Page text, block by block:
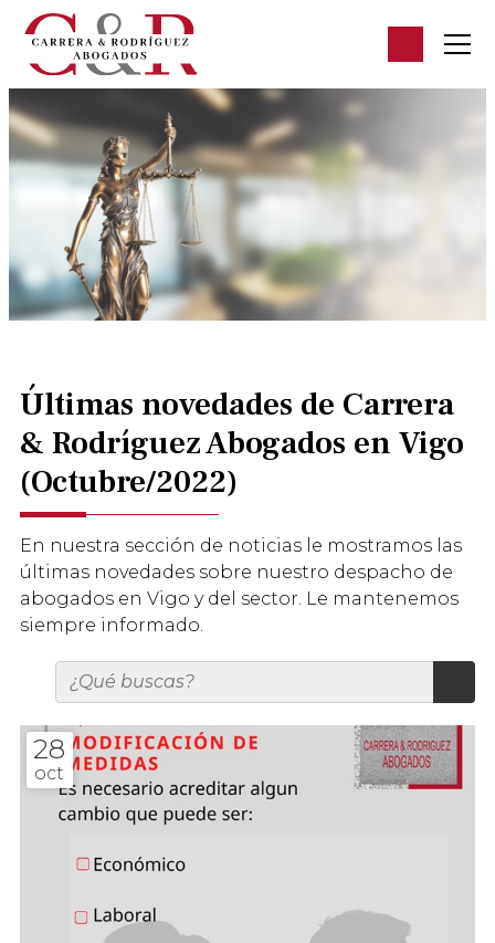
Últimas novedades de Carrera
& Rodríguez Abogados en Vigo
(Octubre/2022)
En nuestra sección de noticias le mostramos las
últimas novedades sobre nuestro despacho de
abogados en Vigo y del sector. Le mantenemos
siempre informado.
28
oct